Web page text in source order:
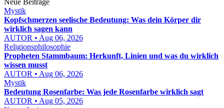
Neue Beiträge
Mystik
Kopfschmerzen seelische Bedeutung: Was dein Körper dir
wirklich sagen kann
AUTOR • Aug 06, 2026
Religionsphilosophie
Propheten Stammbaum: Herkunft, Linien und was du wirklich
wissen musst
AUTOR • Aug 06, 2026
Mystik
Bedeutung Rosenfarbe: Was jede Rosenfarbe wirklich sagt
AUTOR • Aug 05, 2026